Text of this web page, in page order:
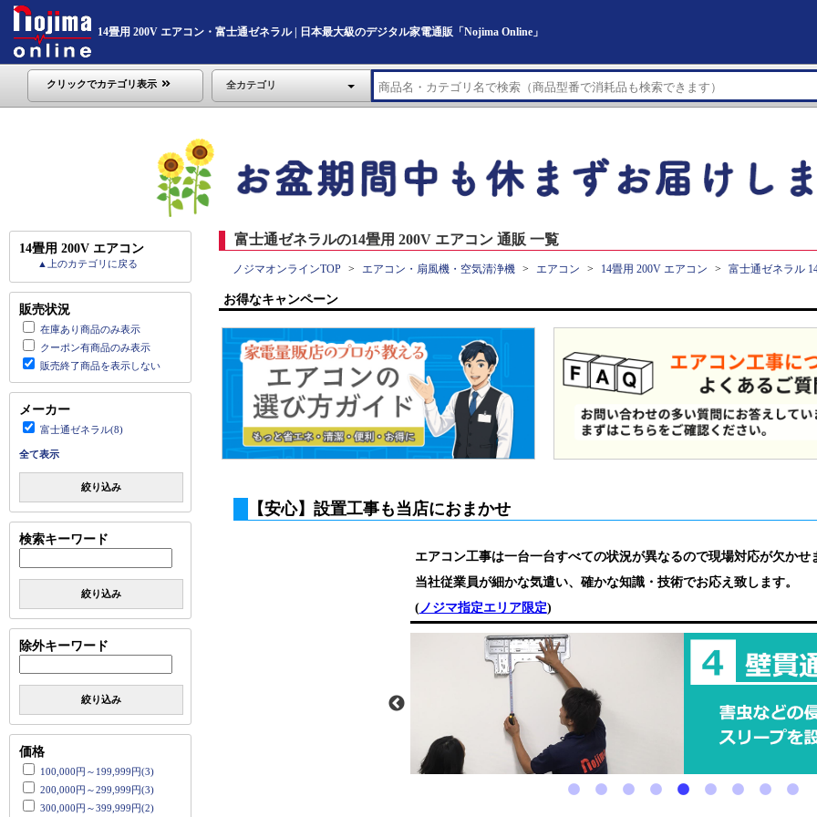
14畳用 200V エアコン・富士通ゼネラル | 日本最大級のデジタル家電通販「Nojima Online」
クリックでカテゴリ表示 全カテゴリ
14畳用 200V エアコン
▲上のカテゴリに戻る
販売状況
在庫あり商品のみ表示
クーポン有商品のみ表示
販売終了商品を表示しない
メーカー
富士通ゼネラル(8)
全て表示
絞り込み
検索キーワード
絞り込み
除外キーワード
絞り込み
価格
100,000円～199,999円(3)
200,000円～299,999円(3)
300,000円～399,999円(2)
富士通ゼネラルの14畳用 200V エアコン 通販 一覧
ノジマオンラインTOP エアコン・扇風機・空気清浄機 エアコン 14畳用 200V エアコン 富士通ゼネラル
お得なキャンペーン
【安心】設置工事も当店におまかせ
エアコン工事は一台一台すべての状況が異なるので現場対応が欠かせ
当社従業員が細かな気遣い、確かな知識・技術でお応え致します。
(ノジマ指定エリア限定)